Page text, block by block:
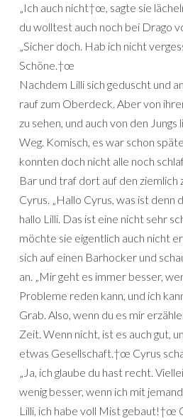
„Ich auch nicht†œ, sagte sie
du wolltest auch noch bei Drago
„Sicher doch. Hab ich nicht
Schöne.†œ
Nachdem Lilli sich geduscht und
rauf zum Oberdeck. Aber von
zu sehen, und auch von den
Weg. Komisch, es war schon
konnten doch nicht alle noch
Bar und traf dort auf den
Cyrus. „Hallo Cyrus, was ist denn
hallo Lilli. Das ist eine nicht sehr
möchte sie eigentlich auch nicht
sich auf einen Barhocker und
an. „Mir geht es immer besser,
Probleme reden kann, und ich
Grab. Also, wenn du es mir
Zeit. Wenn nicht, ist es auch gut,
etwas Gesellschaft.†œ Cyrus
„Ja, ich glaube du hast recht.
wenig besser, wenn ich mit
Lilli, ich habe voll Mist gebaut!†œ